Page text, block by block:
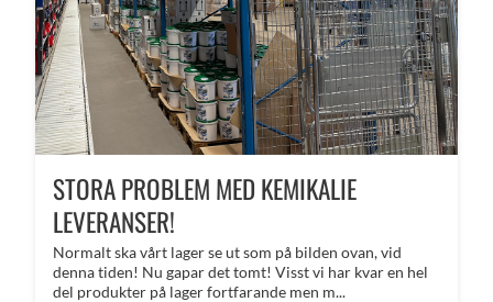
STORA PROBLEM MED KEMIKALIE
LEVERANSER!
Normalt ska vårt lager se ut som på bilden ovan, vid
denna tiden! Nu gapar det tomt! Visst vi har kvar en hel
del produkter på lager fortfarande men m...